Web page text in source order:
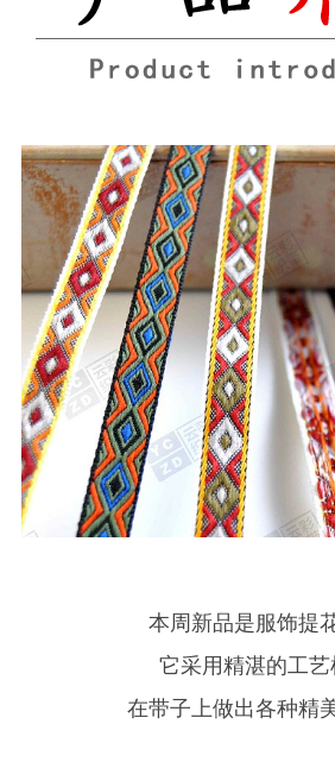
本周新品是服饰提
它采用精湛的工艺
在带子上做出各种精